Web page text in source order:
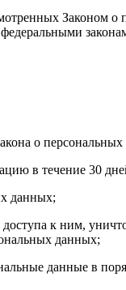
Законом
о
в течение 30
данных;
к ним,
данных;
данные в